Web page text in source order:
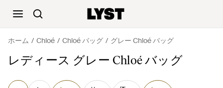
ホーム Chloé Chloé バッグ グレー Chloé バッグ
レディース グレー Chloé バッグ